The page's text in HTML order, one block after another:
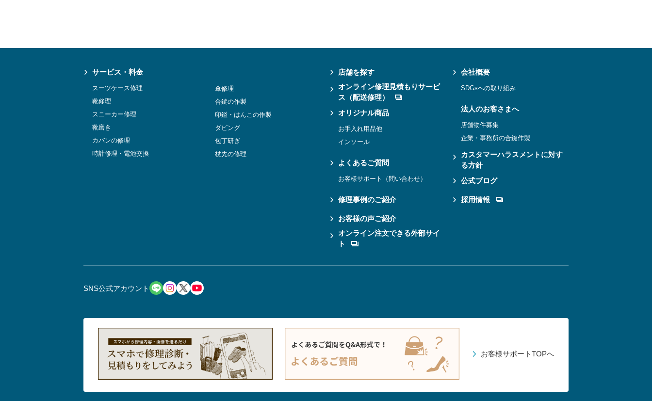
お客様サポートTOPへ
サービス・料金
スーツケース修理
靴修理
スニーカー修理
靴磨き
カバンの修理
時計修理・電池交換
傘修理
合鍵の作製
印鑑・はんこの作製
ダビング
包丁研ぎ
杖先の修理
店舗を探す
オンライン修理見積もりサービ
ス（配送修理）
オリジナル商品
お手入れ用品他
インソール
よくあるご質問
お客様サポート（問い合わせ）
修理事例のご紹介
お客様の声ご紹介
オンライン注文できる外部サイ
ト
会社概要
SDGsへの取り組み
法人のお客さまへ
店舗物件募集
企業・事務所の合鍵作製
カスタマーハラスメントに対す
る方針
公式ブログ
採用情報
SNS公式アカウント